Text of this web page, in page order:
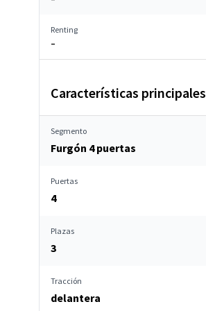
Renting
–
Características principales
Segmento
Furgón 4 puertas
Puertas
4
Plazas
3
Tracción
delantera